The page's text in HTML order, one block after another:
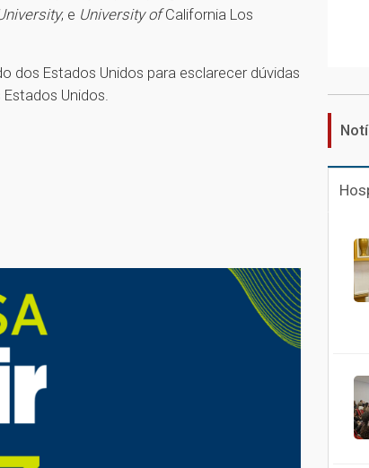
; e University ofCalifornia Los
dos Estados Unidos para esclarecer dúvidas
Unidos.